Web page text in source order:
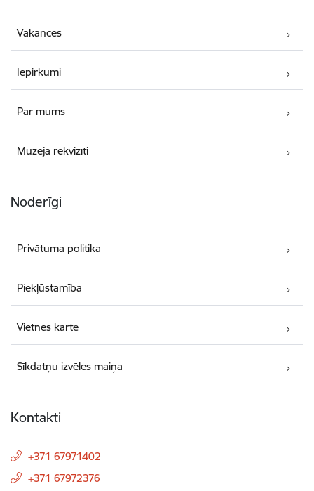
Vakances
Iepirkumi
Par mums
Muzeja rekvizīti
Noderīgi
Privātuma politika
Piekļūstamība
Vietnes karte
Sīkdatņu izvēles maiņa
Kontakti
+371 67971402
+371 67972376